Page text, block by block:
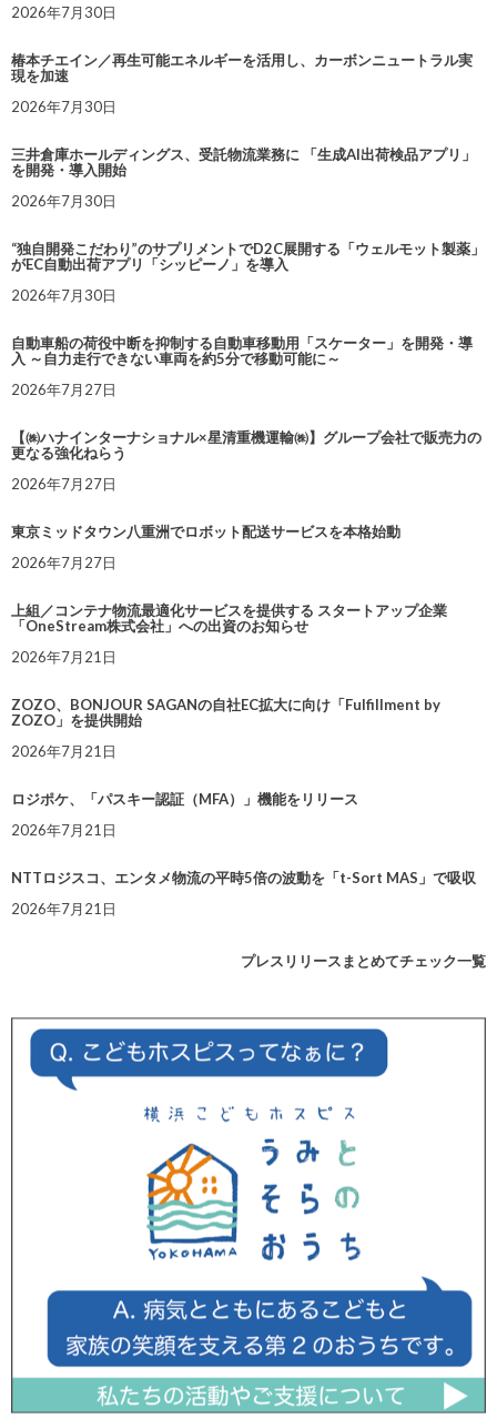
2026年7月30日
椿本チエイン／再生可能エネルギーを活用し、カーボンニュートラル実
現を加速
2026年7月30日
三井倉庫ホールディングス、受託物流業務に 「生成AI出荷検品アプリ」
を開発・導入開始
2026年7月30日
“独自開発こだわり”のサプリメントでD2C展開する「ウェルモット製薬」
がEC自動出荷アプリ「シッピーノ」を導入
2026年7月30日
自動車船の荷役中断を抑制する自動車移動用「スケーター」を開発・導
入 ～自力走行できない車両を約5分で移動可能に～
2026年7月27日
【㈱ハナインターナショナル×星清重機運輸㈱】グループ会社で販売力の
更なる強化ねらう
2026年7月27日
東京ミッドタウン八重洲でロボット配送サービスを本格始動
2026年7月27日
上組／コンテナ物流最適化サービスを提供する スタートアップ企業
「OneStream株式会社」への出資のお知らせ
2026年7月21日
ZOZO、BONJOUR SAGANの自社EC拡大に向け「Fulfillment by
ZOZO」を提供開始
2026年7月21日
ロジポケ、「パスキー認証（MFA）」機能をリリース
2026年7月21日
NTTロジスコ、エンタメ物流の平時5倍の波動を「t-Sort MAS」で吸収
2026年7月21日
プレスリリースまとめてチェック一覧